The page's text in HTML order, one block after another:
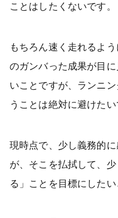
ことはしたくないです。
もちろん速く走れるよ
のガンバった成果が目
いことですが、ランニ
うことは絶対に避けたい
現時点で、少し義務的
が、そこを払拭して、
る」ことを目標にしたい